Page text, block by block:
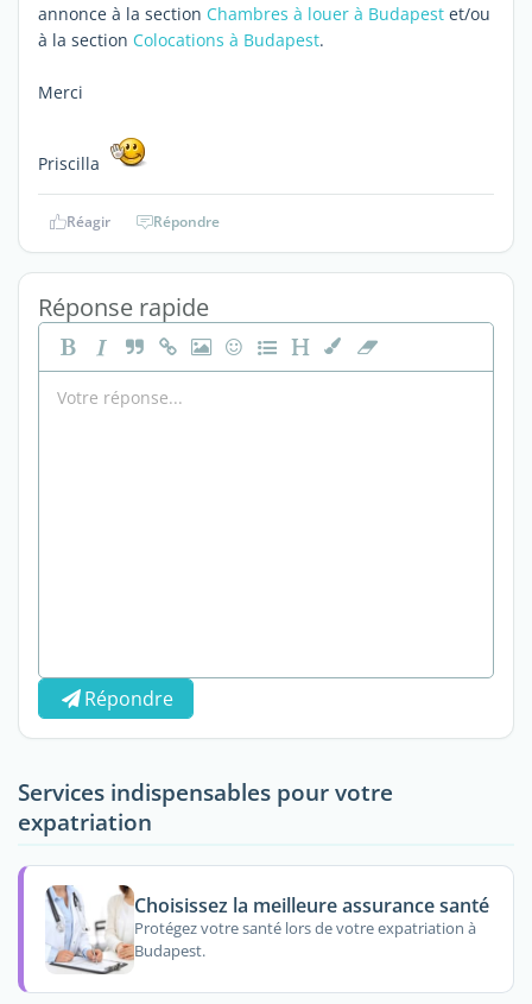
annonce à la section Chambres à louer à Budapest et/ou
à la section Colocations à Budapest.
Merci
Priscilla
Réagir Répondre
Réponse rapide
Répondre
Services indispensables pour votre
expatriation
Choisissez la meilleure assurance santé
Protégez votre santé lors de votre expatriation à
Budapest.